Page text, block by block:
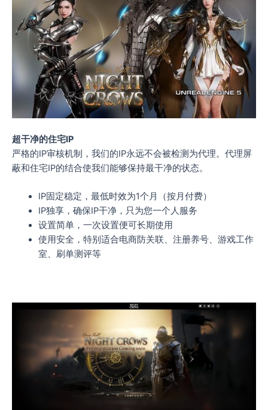
超干净的住宅IP
严格的IP审核机制，我们的IP永远不会被检测为代理。代理屏
蔽和住宅IP的结合使我们能够保持最干净的状态。
IP固定稳定，最低时效为1个月（按月付费）
IP独享，确保IP干净，只为您一个人服务
设置简单，一次设置便可长期使用
使用安全，特别适合电商防关联、注册养号、游戏工作
室、刷单测评等